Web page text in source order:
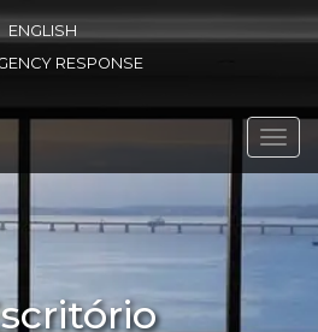
ENGLISH
RESPONSE